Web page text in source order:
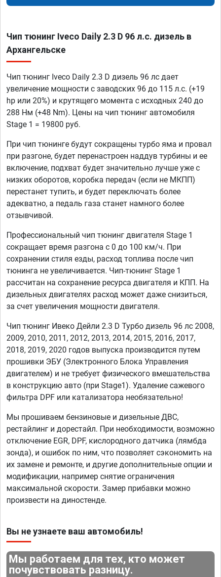
Чип тюнинг Iveco Daily 2.3 D 96 л.с. дизель в
Архангельске
Чип тюнинг Iveco Daily 2.3 D дизель 96 лс дает
увеличение мощности с заводских 96 до 115 л.с. (+19
hp или 20%) и крутящего момента с исходных 240 до
288 Нм (+48 Nm). Цены на чип тюнинг автомобиля
Stage 1 = 19800 руб.
При чип тюнинге будут сокращены турбо яма и провал
при разгоне, будет перенастроен наддув турбины и ее
включение, подхват будет значительно лучше уже с
низких оборотов, коробка передач (если не МКПП)
перестанет тупить, и будет переключать более
адекватно, а педаль газа станет намного более
отзывчивой.
Профессиональный чип тюнинг двигателя Stage 1
сокращает время разгона с 0 до 100 км/ч. При
сохранении стиля езды, расход топлива после чип
тюнинга не увеличивается. Чип-тюнинг Stage 1
рассчитан на сохранение ресурса двигателя и КПП. На
дизельных двигателях расход может даже снизиться,
за счет увеличения мощности двигателя.
Чип тюнинг Ивеко Дейли 2.3 D Турбо дизель 96 лс 2008,
2009, 2010, 2011, 2012, 2013, 2014, 2015, 2016, 2017,
2018, 2019, 2020 годов выпуска производится путем
прошивки ЭБУ (Электронного Блока Управления
двигателем) и не требует физического вмешательства
в конструкцию авто (при Stage1). Удаление сажевого
фильтра DPF или катализатора необязательно!
Мы прошиваем бензиновые и дизельные ДВС,
рестайлинг и дорестайл. При необходимости, возможно
отключение EGR, DPF, кислородного датчика (лямбда
зонда), и ошибок по ним, что позволяет сэкономить на
их замене и ремонте, и другие дополнительные опции и
модификации, например снятие ограничения
максимальной скорости. Замер прибавки можно
произвести на диностенде.
Вы не узнаете ваш автомобиль!
Мы работаем для тех, кто может
почувствовать разницу.